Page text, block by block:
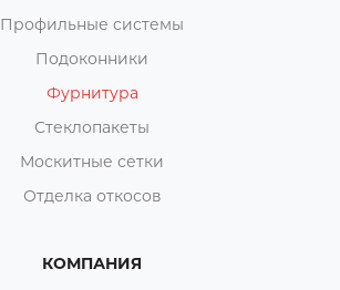
Профильные системы
Подоконники
Фурнитура
Стеклопакеты
Москитные сетки
Отделка откосов
КОМПАНИЯ